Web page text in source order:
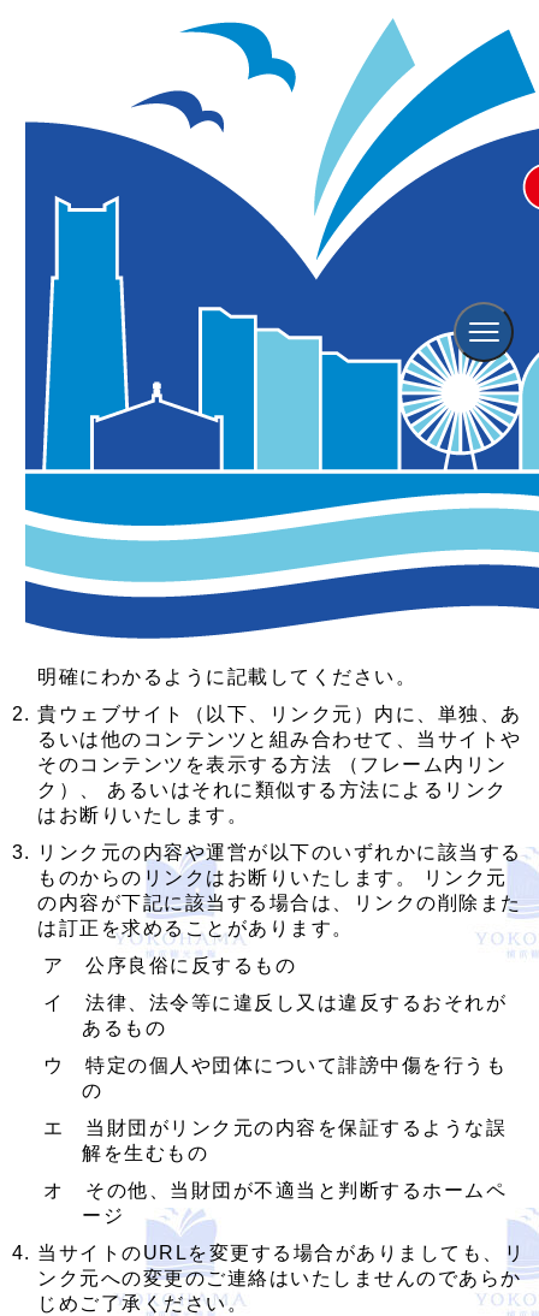
横浜観光TOP サイトポリシー、プライバシーポリシー
サイトポリシー、プライバシーポリシー
▼リンクについて
▼当サイトのテキスト・写真等について
▼プライバシーポリシー
リンクについて
当財団が運営する横浜市公式観光サイト「横浜観光情
報」へのリンクは原則として自由（リンクフリー）で
す。ただし、以下の条件をお守りくださいますようお
願いいたします。
（https://www.welcome.city.yokohama.jp/
リンクをお願いいたします。 トップページ以外へ
直接リンクをはる場合は、横浜市公式観光サイト
明確にわかるように記載してください。
貴ウェブサイト（以下、リンク元）内に、単独、あ
るいは他のコンテンツと組み合わせて、当サイトや
そのコンテンツを表示する方法 （フレーム内リン
ク）、 あるいはそれに類似する方法によるリンク
はお断りいたします。
リンク元の内容や運営が以下のいずれかに該当する
ものからのリンクはお断りいたします。 リンク元
の内容が下記に該当する場合は、リンクの削除また
は訂正を求めることがあります。
ア 公序良俗に反するもの
イ 法律、法令等に違反し又は違反するおそれが
あるもの
ウ 特定の個人や団体について誹謗中傷を行うも
の
エ 当財団がリンク元の内容を保証するような誤
解を生むもの
オ その他、当財団が不適当と判断するホームペ
ージ
当サイトのURLを変更する場合がありましても、リ
ンク元への変更のご連絡はいたしませんのであらか
じめご了承ください。